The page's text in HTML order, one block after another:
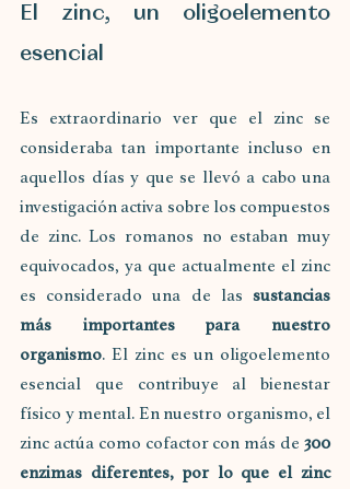
El zinc, un oligoelemento
esencial
Es extraordinario ver que el zinc se
consideraba tan importante incluso en
aquellos días y que se llevó a cabo una
investigación activa sobre los compuestos
de zinc. Los romanos no estaban muy
equivocados, ya que actualmente el zinc
es considerado una de las sustancias
más importantes para nuestro
organismo. El zinc es un oligoelemento
esencial que contribuye al bienestar
físico y mental. En nuestro organismo, el
zinc actúa como cofactor con más de 300
enzimas diferentes, por lo que el zinc